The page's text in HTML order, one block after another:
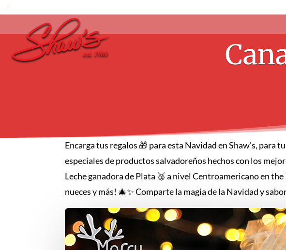
Encarga tus regalos 🎁 para esta Navidad en Shaw’s,
especiales de productos salvadoreños hechos con los
Leche ganadora de Plata 🥈 a nivel Centroamericano en
nueces y más! 🎄✨ Comparte la magia de la Navidad y